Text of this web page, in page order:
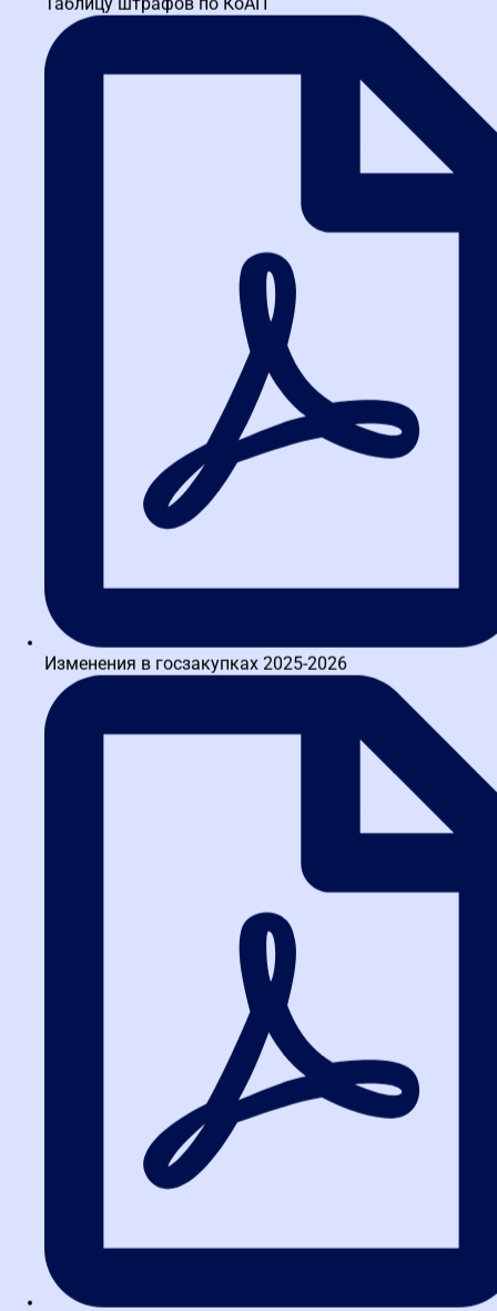
решений контролирующих органов позволяет не только
избегать штрафов, но и выстраивать долгосрочные стратегии,
адаптированные под локальные требования и возможности.
Заключение: преобразуем опыт в преимущества. Глубокая
практика ФАС служит не просто сводом ограничений, а
деятельности, что доказывают примеры успешных компаний в
значительно повысить эффективность работы по всей России и
в других регионах. Ключевой урок 2026 – проактивный подход к
анализу требований и судебной практики позволяет не только
соответствовать стандартам, но и формировать новые
отраслевые ориентиры, способствуя развитию честной
конкуренции и устойчивому росту бизнеса.
Об авторе
Власюк Евгения Ивановна
Автор регламентов закупочных процессов. Финансовый
менеджер по контролю тендеров девелоперской компании
Capital Group. Автор экспертных статей в профильных изданиях
Получите краткий курс по
44-ФЗ в формате PDF
бесплатно!
Отправим его Вам сразу же в Telegram, MAX или
WhatsApp​
ОТПРАВИТЬ
Изменения в госзакупках 2025-2026